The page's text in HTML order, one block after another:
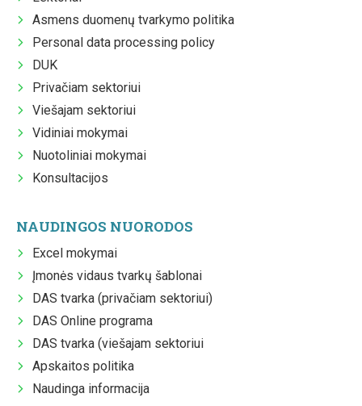
Asmens duomenų tvarkymo politika
Personal data processing policy
DUK
Privačiam sektoriui
Viešajam sektoriui
Vidiniai mokymai
Nuotoliniai mokymai
Konsultacijos
NAUDINGOS NUORODOS
Excel mokymai
Įmonės vidaus tvarkų šablonai
DAS tvarka (privačiam sektoriui)
DAS Online programa
DAS tvarka (viešajam sektoriui
Apskaitos politika
Naudinga informacija